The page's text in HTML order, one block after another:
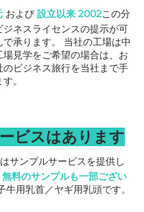
および 設立以来 2002この分
ネスライセンスの提示が可
承ります。 当社の工場は中
見学をご希望の場合は、お
ビジネス旅行を当社まで手
。
ビスはあります
サンプルサービスを提供し
無料のサンプルも一部ござい
用乳首／ヤギ用乳頭です。